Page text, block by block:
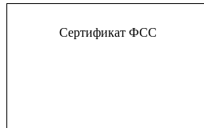
Сертификат ФСС